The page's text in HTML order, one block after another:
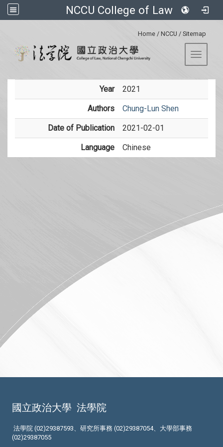
NCCU College of Law
Home / NCCU / Sitemap
Toggle
Year 2021
Authors Chung-Lun Shen
Date of Publication 2021-02-01
Language Chinese
國立政治大學 法學院
法學院 (02)29387593、研究所事務 (02)29387054、大學部事務
(02)29387055